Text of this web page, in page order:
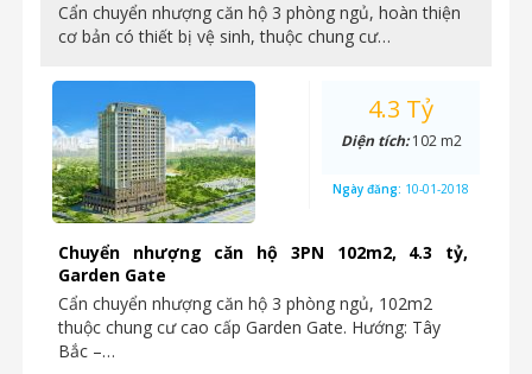
Cẩn chuyển nhượng căn hộ 3 phòng ngủ, hoàn thiện
cơ bản có thiết bị vệ sinh, thuộc chung cư…
Chuyển nhượng căn hộ 3PN 102m2, 4.3 tỷ,
Garden Gate
Cẩn chuyển nhượng căn hộ 3 phòng ngủ, 102m2
thuộc chung cư cao cấp Garden Gate. Hướng: Tây
Bắc –…
4.3 Tỷ
Diện tích:102 m2
Ngày đăng: 10-01-2018